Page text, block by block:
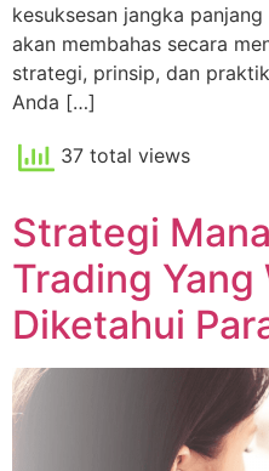
kesuksesan jangka
akan membahas secara
strategi, prinsip, dan
Anda […]
37 total views
Strategi
Trading Yang
Diketahui